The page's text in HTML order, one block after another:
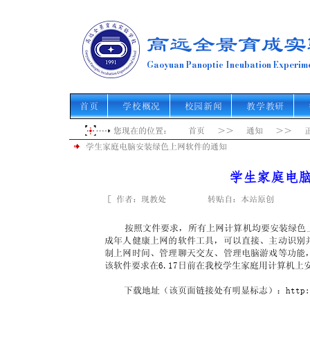
高远全景育成
Gaoyuan Panoptic Incubation
首页 学校概况 校园新闻 教学教研
您现在的位置： 首页 ＞＞ 通知 ＞＞
学生家庭电脑安装绿色上网软件的通知
学生家庭电
［ 作者：现教处 转贴自：本站原创
按照文件要求，所有上网计算机均要安装绿
成年人健康上网的软件工具，可以直接、主动识
制上网时间、管理聊天交友、管理电脑游戏等功
该软件要求在6.17日前在我校学生家庭用计算机上
下载地址（该页面链接处有明显标志）：